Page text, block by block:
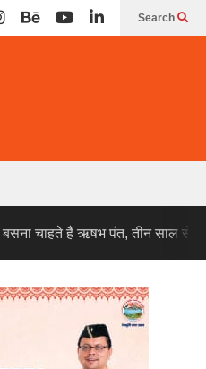
Search
ऋषभ पंत, तीन साल से तलाश रहे